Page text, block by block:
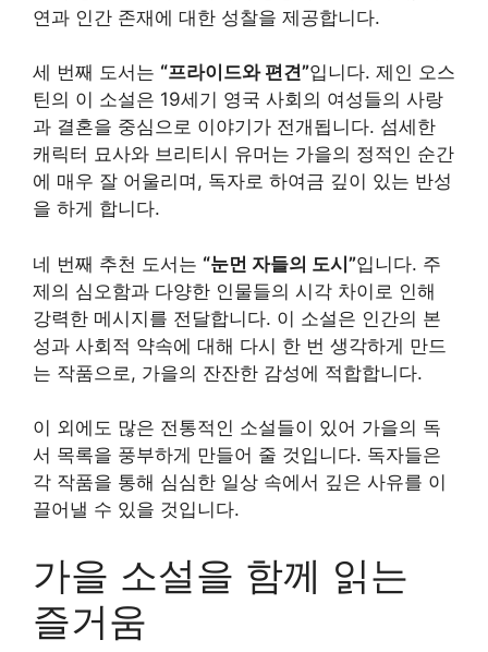
연과 인간 존재에 대한 성찰을 제공합니다.
세 번째 도서는 “프라이드와 편견”입니다. 제인 오스
틴의 이 소설은 19세기 영국 사회의 여성들의 사랑
과 결혼을 중심으로 이야기가 전개됩니다. 섬세한
캐릭터 묘사와 브리티시 유머는 가을의 정적인 순간
에 매우 잘 어울리며, 독자로 하여금 깊이 있는 반성
을 하게 합니다.
네 번째 추천 도서는 “눈먼 자들의 도시”입니다. 주
제의 심오함과 다양한 인물들의 시각 차이로 인해
강력한 메시지를 전달합니다. 이 소설은 인간의 본
성과 사회적 약속에 대해 다시 한 번 생각하게 만드
는 작품으로, 가을의 잔잔한 감성에 적합합니다.
이 외에도 많은 전통적인 소설들이 있어 가을의 독
서 목록을 풍부하게 만들어 줄 것입니다. 독자들은
각 작품을 통해 심심한 일상 속에서 깊은 사유를 이
끌어낼 수 있을 것입니다.
가을 소설을 함께 읽는
즐거움